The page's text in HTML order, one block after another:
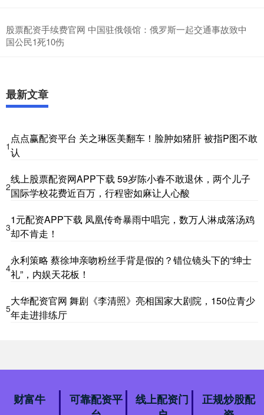
股票配资手续费官网 中国驻俄领馆：俄罗斯一起交通事故致中
国公民1死10伤
最新文章
1
点点赢配资平台 关之琳医美翻车！脸肿如猪肝 被指P图不敢
认
2
线上股票配资网APP下载 59岁陈小春不敢退休，两个儿子
国际学校花费近百万，行程密如麻让人心酸
3
1元配资APP下载 凤凰传奇暴雨中唱完，数万人淋成落汤鸡
却不肯走！
4
永利策略 蔡徐坤亲吻粉丝手背是假的？错位镜头下的“绅士
礼”，内娱天花板！
5
大华配资官网 舞剧《李清照》亮相国家大剧院，150位青少
年走进排练厅
财富牛
可靠配资平
线上配资门
正规炒股配